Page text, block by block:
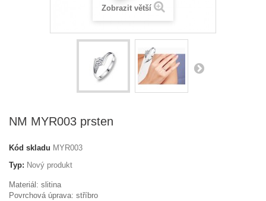
Zobrazit větší
NM MYR003 prsten
Kód skladu MYR003
Typ: Nový produkt
Materiál: slitina
Povrchová úprava: stříbro